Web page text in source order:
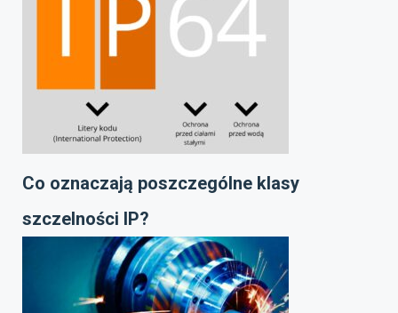
Co oznaczają poszczególne klasy
szczelności IP?